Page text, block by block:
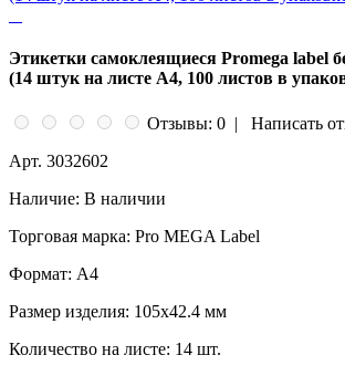
Этикетки самоклеящиеся Promega label
(14 штук на листе А4, 100 листов в
Отзывы: 0 |
Написать
Арт. 3032602
Наличие: В наличии
Торговая марка: Pro MEGA Label
Формат: A4
Размер изделия: 105x42.4 мм
Количество на листе: 14 шт.